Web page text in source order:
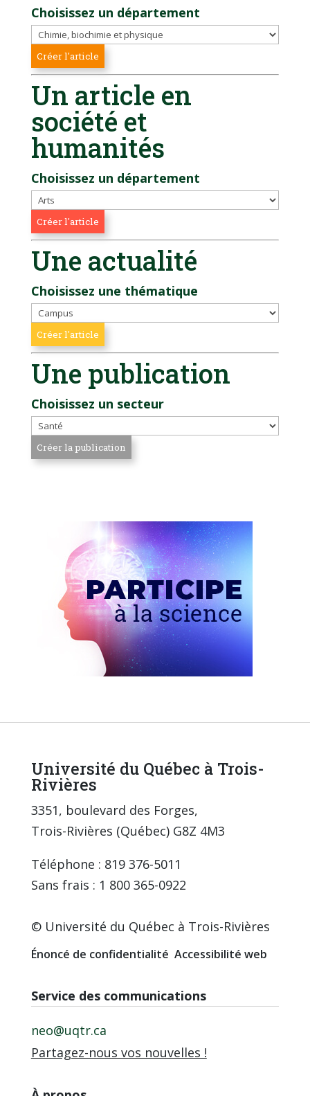
Choisissez un département
Un article en
société et
humanités
Choisissez un département
Une actualité
Choisissez une thématique
Une publication
Choisissez un secteur
Université du Québec à Trois-
Rivières
3351, boulevard des Forges,
Trois-Rivières (Québec) G8Z 4M3
Téléphone : 819 376-5011
Sans frais : 1 800 365-0922
© Université du Québec à Trois-Rivières
Énoncé de confidentialité Accessibilité web
Service des communications
neo@uqtr.ca
Partagez-nous vos nouvelles !